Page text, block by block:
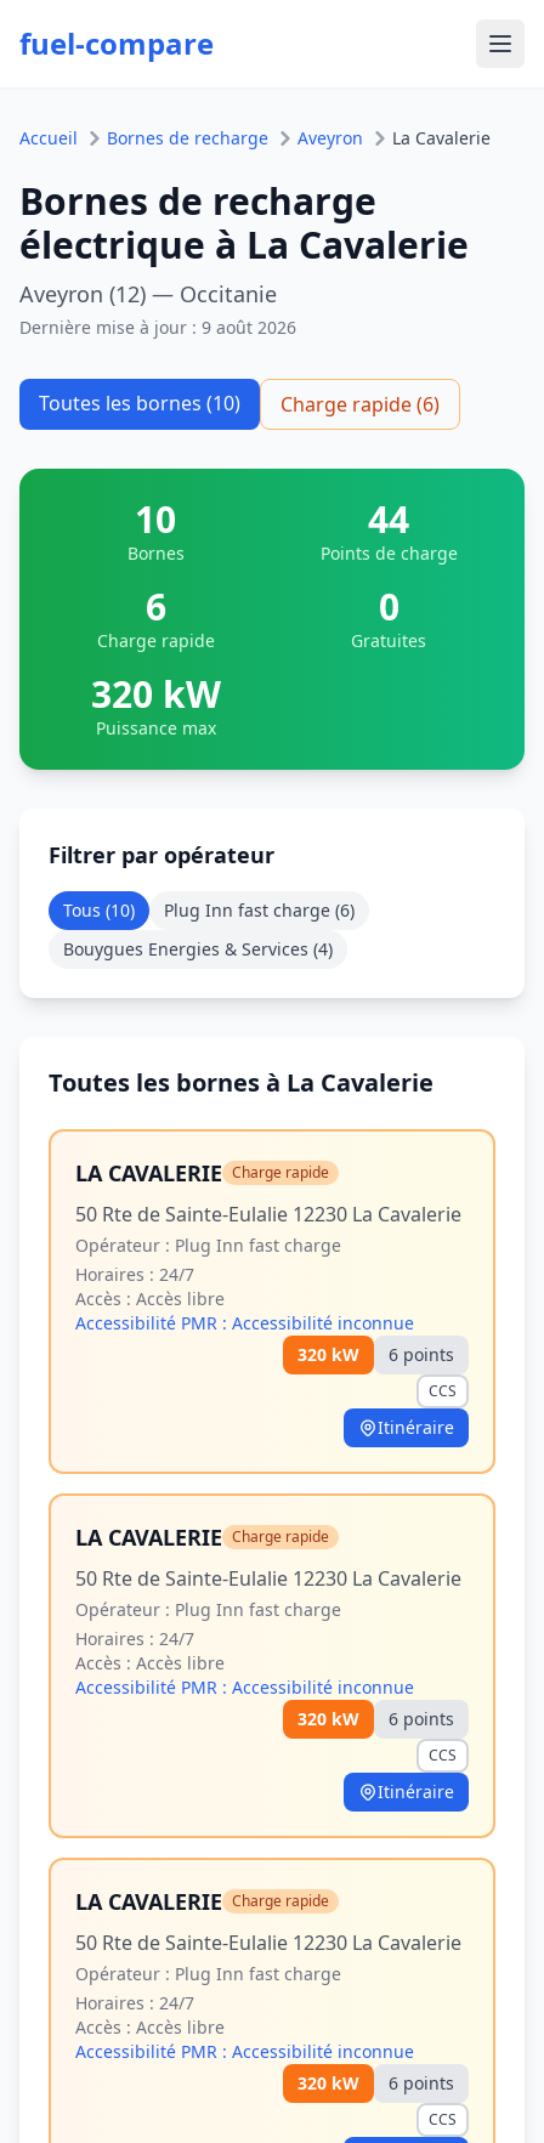
fuel-compare
Accueil Bornes de recharge Aveyron La Cavalerie
Bornes de recharge
électrique à La Cavalerie
Aveyron (12) — Occitanie
Dernière mise à jour : 9 août 2026
Toutes les bornes (10) Charge rapide (6)
10
Bornes
44
Points de charge
6
Charge rapide
0
Gratuites
320 kW
Puissance max
Filtrer par opérateur
Tous (10) Plug Inn fast charge (6)
Bouygues Energies & Services (4)
Toutes les bornes à La Cavalerie
LA CAVALERIE Charge rapide
50 Rte de Sainte-Eulalie 12230 La Cavalerie
Opérateur : Plug Inn fast charge
Horaires : 24/7
Accès : Accès libre
Accessibilité PMR : Accessibilité inconnue
320 kW 6 points
CCS
Itinéraire
LA CAVALERIE Charge rapide
50 Rte de Sainte-Eulalie 12230 La Cavalerie
Opérateur : Plug Inn fast charge
Horaires : 24/7
Accès : Accès libre
Accessibilité PMR : Accessibilité inconnue
320 kW 6 points
CCS
Itinéraire
LA CAVALERIE Charge rapide
50 Rte de Sainte-Eulalie 12230 La Cavalerie
Opérateur : Plug Inn fast charge
Horaires : 24/7
Accès : Accès libre
Accessibilité PMR : Accessibilité inconnue
320 kW 6 points
CCS